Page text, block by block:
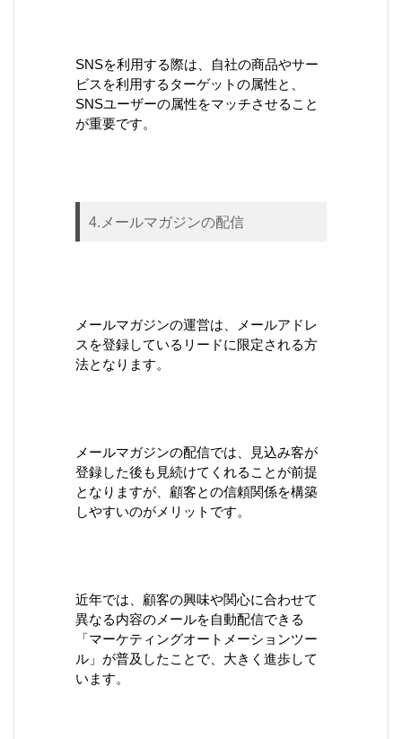
SNSを利用する際は、自社の商品やサー
ビスを利用するターゲットの属性と、
SNSユーザーの属性をマッチさせること
が重要です。
4.メールマガジンの配信
メールマガジンの運営は、メールアドレ
スを登録しているリードに限定される方
法となります。
メールマガジンの配信では、見込み客が
登録した後も見続けてくれることが前提
となりますが、顧客との信頼関係を構築
しやすいのがメリットです。
近年では、顧客の興味や関心に合わせて
異なる内容のメールを自動配信できる
「マーケティングオートメーションツー
ル」が普及したことで、大きく進歩して
います。